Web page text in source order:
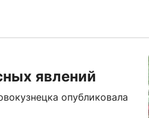
явлений
опубликовала